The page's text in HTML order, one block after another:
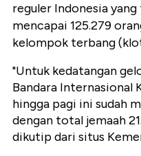
reguler Indonesia
mencapai 125.279
kelompok terbang
"Untuk kedatangan
Bandara Internasional
hingga pagi ini sudah
dengan total jemaah
dikutip dari situs